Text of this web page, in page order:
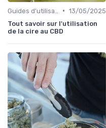
• 13/05/2025
Tout savoir sur l'utilisation
de la cire au CBD